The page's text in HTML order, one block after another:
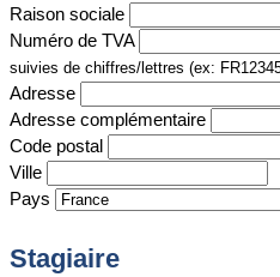
Raison sociale
Numéro de TVA
suivies de chiffres/lettres (ex:
Adresse
Adresse complémentaire
Code postal
Ville
Pays
Stagiaire